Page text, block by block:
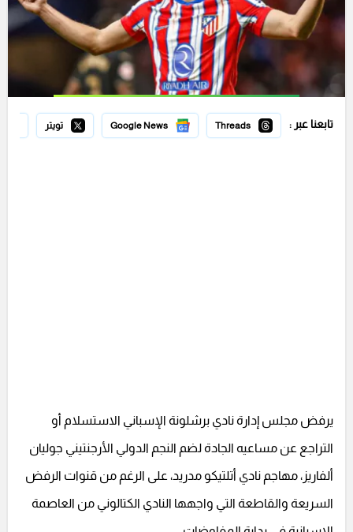
تابعنا عبر : Threads
Google News تويتر
يرفض مجلس إدارة نادي برشلونة الإسباني الاستسلام أو
التراجع عن مساعيه الجادة لضم النجم الدولي الأرجنتيني جوليان
ألفاريز، مهاجم نادي أتلتيكو مدريد، على الرغم من قنوات الرفض
السريعة والقاطعة التي واجهها النادي الكتالوني من العاصمة